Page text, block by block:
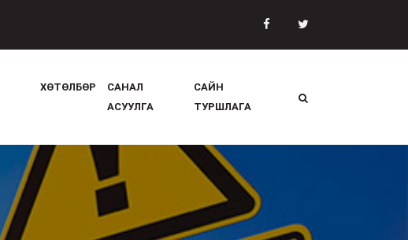
ХӨТӨЛБӨР
САНАЛ
АСУУЛГА
САЙН
ТУРШЛАГА